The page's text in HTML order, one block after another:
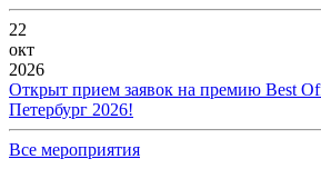
22
окт
2026
Открыт прием заявок на премию Best
Петербург 2026!
Все мероприятия